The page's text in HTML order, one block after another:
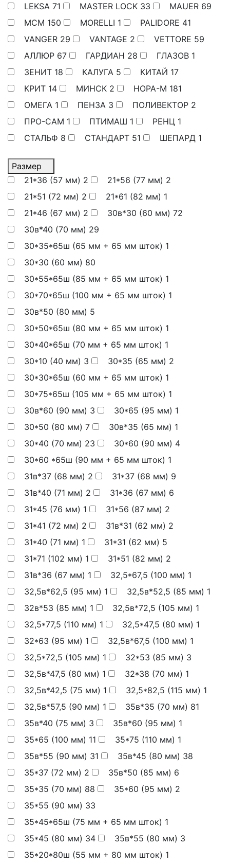
LEKSA 71 MASTER LOCK 33 MAUER 69
MCM 150 MORELLI 1 PALIDORE 41
VANGER 29 VANTAGE 2 VETTORE 59
АЛЛЮР 67 ГАРДИАН 28 ГЛАЗОВ 1
ЗЕНИТ 18 КАЛУГА 5 КИТАЙ 17
КРИТ 14 МИНСК 2 НОРА-М 181
ОМЕГА 1 ПЕНЗА 3 ПОЛИВЕКТОР 2
ПРО-САМ 1 ПТИМАШ 1 РЕНЦ 1
СТАЛЬФ 8 СТАНДАРТ 51 ШЕПАРД 1
Размер
21*36 (57 мм) 2 21*56 (77 мм) 2
21*51 (72 мм) 2 21*61 (82 мм) 1
21*46 (67 мм) 2 30в*30 (60 мм) 72
30в*40 (70 мм) 29
30*35*65ш (65 мм + 65 мм шток) 1
30*30 (60 мм) 80
30*55*65ш (85 мм + 65 мм шток) 1
30*70*65ш (100 мм + 65 мм шток) 1
30в*50 (80 мм) 5
30*50*65ш (80 мм + 65 мм шток) 1
30*40*65ш (70 мм + 65 мм шток) 1
30*10 (40 мм) 3 30*35 (65 мм) 2
30*30*65ш (60 мм + 65 мм шток) 1
30*75*65ш (105 мм + 65 мм шток) 1
30в*60 (90 мм) 3 30*65 (95 мм) 1
30*50 (80 мм) 7 30в*35 (65 мм) 1
30*40 (70 мм) 23 30*60 (90 мм) 4
30*60 *65ш (90 мм + 65 мм шток) 1
31в*37 (68 мм) 2 31*37 (68 мм) 9
31в*40 (71 мм) 2 31*36 (67 мм) 6
31*45 (76 мм) 1 31*56 (87 мм) 2
31*41 (72 мм) 2 31в*31 (62 мм) 2
31*40 (71 мм) 1 31*31 (62 мм) 5
31*71 (102 мм) 1 31*51 (82 мм) 2
31в*36 (67 мм) 1 32,5*67,5 (100 мм) 1
32,5в*62,5 (95 мм) 1 32,5в*52,5 (85 мм) 1
32в*53 (85 мм) 1 32,5в*72,5 (105 мм) 1
32,5*77,5 (110 мм) 1 32,5*47,5 (80 мм) 1
32*63 (95 мм) 1 32,5в*67,5 (100 мм) 1
32,5*72,5 (105 мм) 1 32*53 (85 мм) 3
32,5в*47,5 (80 мм) 1 32*38 (70 мм) 1
32,5в*42,5 (75 мм) 1 32,5*82,5 (115 мм) 1
32,5в*57,5 (90 мм) 1 35в*35 (70 мм) 81
35в*40 (75 мм) 3 35в*60 (95 мм) 1
35*65 (100 мм) 11 35*75 (110 мм) 1
35в*55 (90 мм) 31 35в*45 (80 мм) 38
35*37 (72 мм) 2 35в*50 (85 мм) 6
35*35 (70 мм) 88 35*60 (95 мм) 2
35*55 (90 мм) 33
35*45*65ш (75 мм + 65 мм шток) 1
35*45 (80 мм) 34 35в*55 (80 мм) 3
35*20*80ш (55 мм + 80 мм шток) 1